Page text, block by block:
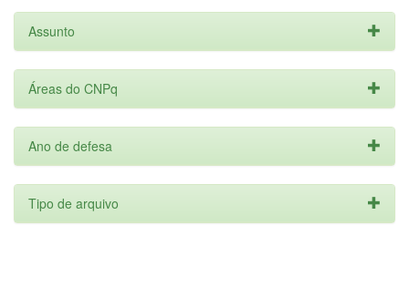
Assunto
Áreas do CNPq
Ano de defesa
Tipo de arquivo